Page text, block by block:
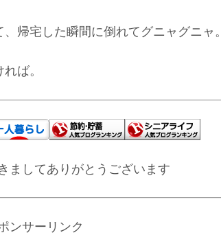
帰宅した瞬間に倒れてグニャグニャ。
ば。
ましてありがとうございます
ンサーリンク